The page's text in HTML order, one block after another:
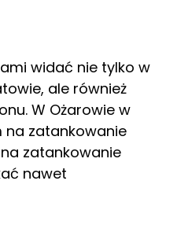
widać nie tylko w
ale również
W Ożarowie w
zatankowanie
zatankowanie
nawet